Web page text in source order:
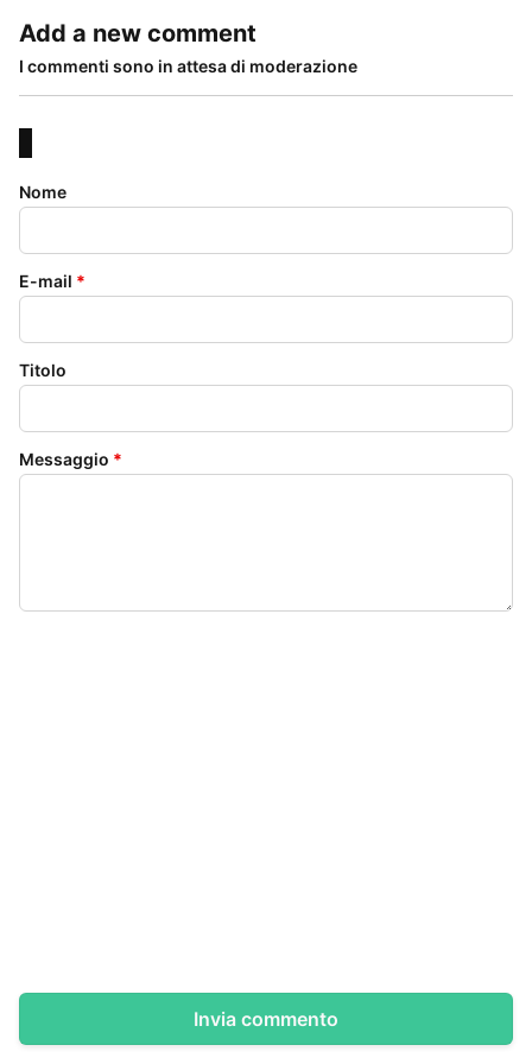
Add a new comment
I commenti sono in attesa di moderazione
Nome
E-mail *
Titolo
Messaggio *
Invia commento